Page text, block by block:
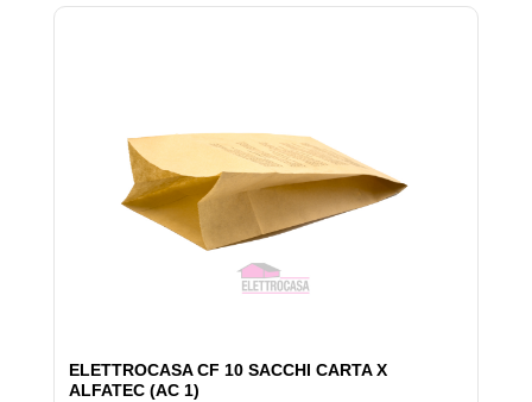
ELETTROCASA CF 10 SACCHI CARTA X
ALFATEC (AC 1)